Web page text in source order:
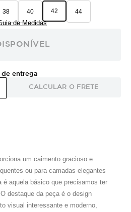
38 40 42 44
de Medidas
entrega
CALCULAR O FRETE
um caimento gracioso e
ou para camadas elegantes
é aquela básico que precisamos ter
destaque da peça é o design
visual interessante e moderno,